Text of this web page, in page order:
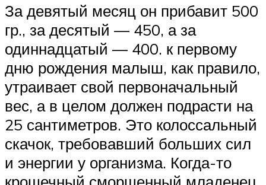
За девятый месяц он прибавит 500
гр., за десятый — 450, а за
одиннадцатый — 400. к первому
дню рождения малыш, как правило,
утраивает свой первоначальный
вес, а в целом должен подрасти на
25 сантиметров. Это колоссальный
скачок, требовавший больших сил
и энергии у организма. Когда-то